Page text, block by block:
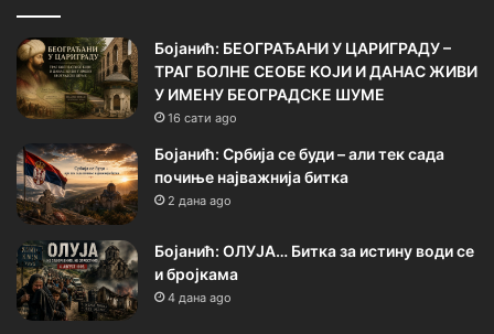
Бојанић: БЕОГРАЂАНИ У ЦАРИГРАДУ –
ТРАГ БОЛНЕ СЕОБЕ КОЈИ И ДАНАС ЖИВИ
У ИМЕНУ БЕОГРАДСКЕ ШУМЕ
16 сати ago
Бојанић: Србија се буди – али тек сада
почиње најважнија битка
2 дана ago
Бојанић: ОЛУЈА… Битка за истину води се
и бројкама
4 дана ago